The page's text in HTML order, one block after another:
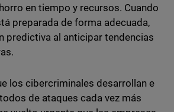
en tiempo y recursos. Cuando
preparada de forma adecuada,
predictiva al anticipar tendencias
los cibercriminales desarrollan e
de ataques cada vez más